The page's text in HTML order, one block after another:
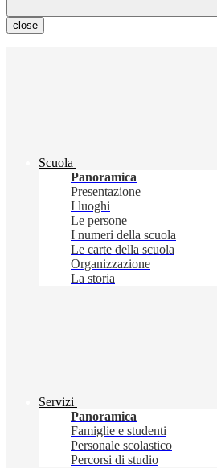
close
Scuola
Panoramica
Presentazione
I luoghi
Le persone
I numeri della scuola
Le carte della scuola
Organizzazione
La storia
Servizi
Panoramica
Famiglie e studenti
Personale scolastico
Percorsi di studio